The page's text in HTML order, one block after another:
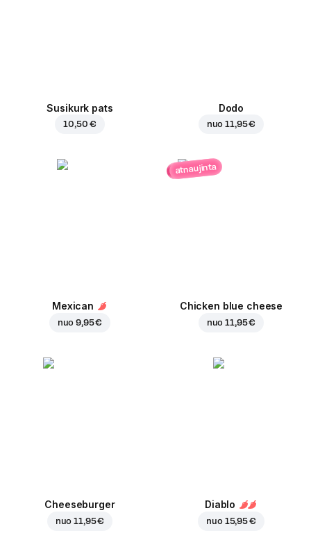
Susikurk pats
10,50 €
Dodo
nuo11,95 €
Mexican
nuo9,95 €
atnaujinta
Chicken blue cheese
nuo11,95 €
Cheeseburger
nuo11,95 €
Diablo
nuo 15,95 €